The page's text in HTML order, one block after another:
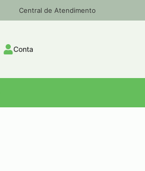
Central de Atendimento
Conta